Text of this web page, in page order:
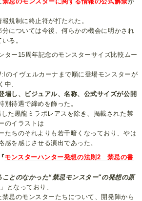
規制に終止符が打たれた。
分については今後、何らかの機会に明かされ
る。
ター15周年記念のモンスターサイズ比較ムー
のイヴェルカーナまで順に登場モンスターが
中、
場し、ビジュアル、名称、公式サイズが公開
別待遇で締めを飾った。
た黒龍ミラボレアスを除き、掲載された禁
のイラストは
たちのそれよりも若干暗くなっており、やは
感を感じさせる演出であった。
『モンスターハンター発想の法則2 禁忌の書
ことのなかった“禁忌モンスター"の発想の原
」となっており、
忌のモンスターたちについて、開発陣から